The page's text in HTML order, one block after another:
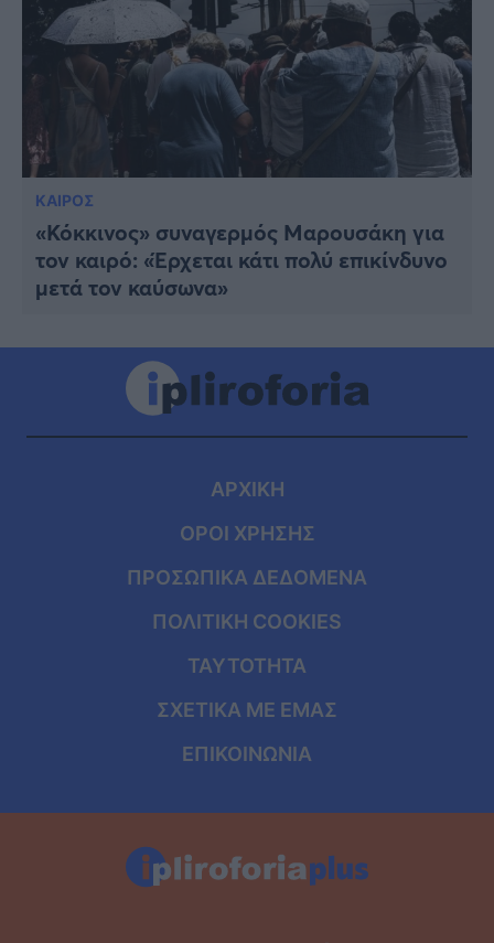
ΚΑΙΡΟΣ
«Κόκκινος» συναγερμός Μαρουσάκη για
τον καιρό: «Έρχεται κάτι πολύ επικίνδυνο
μετά τον καύσωνα»
ΑΡΧΙΚΗ
ΟΡΟΙ ΧΡΗΣΗΣ
ΠΡΟΣΩΠΙΚΑ ΔΕΔΟΜΕΝΑ
ΠΟΛΙΤΙΚΗ COOKIES
ΤΑΥΤΟΤΗΤΑ
ΣΧΕΤΙΚΑ ΜΕ ΕΜΑΣ
ΕΠΙΚΟΙΝΩΝΙΑ